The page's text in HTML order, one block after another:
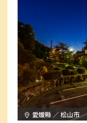
愛媛縣 ／ 松山市